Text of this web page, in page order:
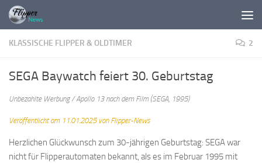
Zum Inhalt springen
KLASSISCHE FLIPPER & OLDTIMER 2
SEGA Baywatch feiert 30. Geburtstag
Unbezahlte Werbung / Apollo 13 nach dem Film (SEGA, 1995)
Veröffentlicht am 11.01.2025 von Flipper-News
Herzlichen Glückwunsch zum 30-jährigen Geburtstag: SEGA war
nicht für Flipperautomaten bekannt, als es im Februar 1995 mit